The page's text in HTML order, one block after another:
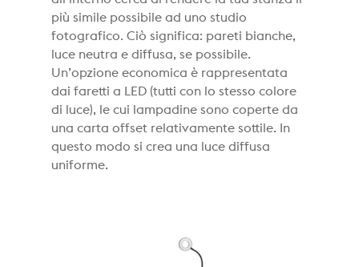
più simile possibile ad uno studio
fotografico. Ciò significa: pareti bianche,
luce neutra e diffusa, se possibile.
Un’opzione economica è rappresentata
dai faretti a LED (tutti con lo stesso colore
di luce), le cui lampadine sono coperte da
una carta offset relativamente sottile. In
questo modo si crea una luce diffusa
uniforme.